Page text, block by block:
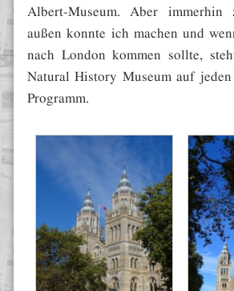
Albert-Museum. Aber
außen konnte ich machen und
nach London kommen sollte,
Natural History Museum auf
Programm.